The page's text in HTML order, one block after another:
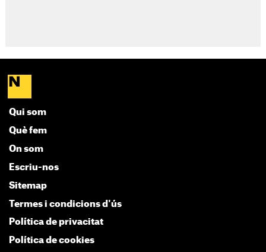
Qui som
Què fem
On som
Escriu-nos
Sitemap
Termes i condicions d'ús
Política de privacitat
Política de cookies